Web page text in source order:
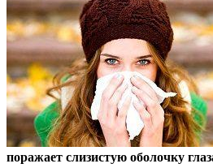
поражает слизистую оболочку